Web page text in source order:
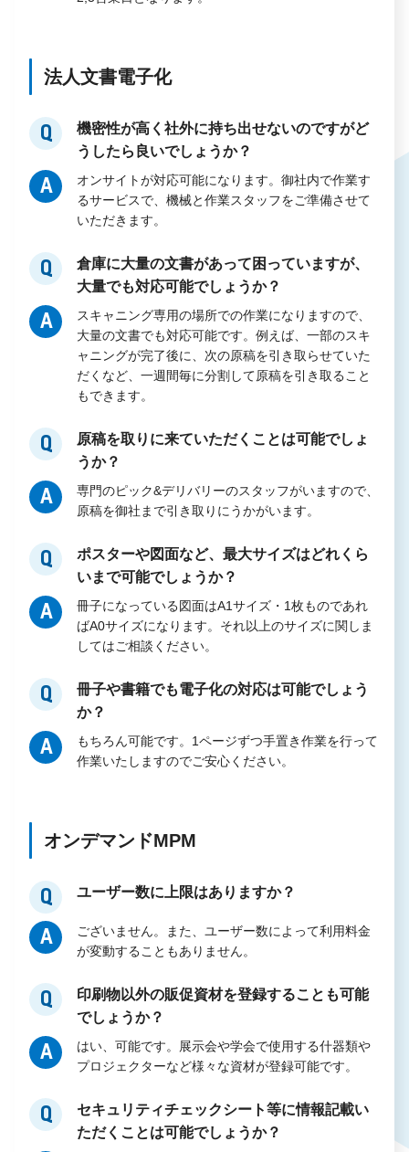
法人文書電子化
Q
機密性が高く社外に持ち出せないのですがど
うしたら良いでしょうか？
A
オンサイトが対応可能になります。御社内で作業す
るサービスで、機械と作業スタッフをご準備させて
いただきます。
Q
倉庫に大量の文書があって困っていますが、
大量でも対応可能でしょうか？
A
スキャニング専用の場所での作業になりますので、
大量の文書でも対応可能です。例えば、一部のスキ
ャニングが完了後に、次の原稿を引き取らせていた
だくなど、一週間毎に分割して原稿を引き取ること
もできます。
Q
原稿を取りに来ていただくことは可能でしょ
うか？
A
専門のピック&デリバリーのスタッフがいますので、
原稿を御社まで引き取りにうかがいます。
Q
ポスターや図面など、最大サイズはどれくら
いまで可能でしょうか？
A
冊子になっている図面はA1サイズ・1枚ものであれ
ばA0サイズになります。それ以上のサイズに関しま
してはご相談ください。
Q
冊子や書籍でも電子化の対応は可能でしょう
か？
A
もちろん可能です。1ページずつ手置き作業を行って
作業いたしますのでご安心ください。
オンデマンドMPM
Q ユーザー数に上限はありますか？
A
ございません。また、ユーザー数によって利用料金
が変動することもありません。
Q
印刷物以外の販促資材を登録することも可能
でしょうか？
A
はい、可能です。展示会や学会で使用する什器類や
プロジェクターなど様々な資材が登録可能です。
Q
セキュリティチェックシート等に情報記載い
ただくことは可能でしょうか？